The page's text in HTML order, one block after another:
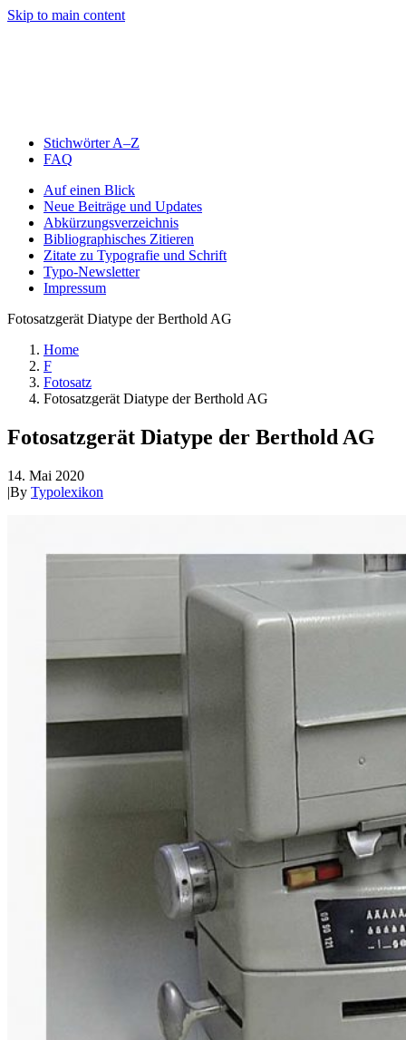
Skip to main content
Stichwörter A–Z
FAQ
Auf einen Blick
Neue Beiträge und Updates
Abkürzungsverzeichnis
Bibliographisches Zitieren
Zitate zu Typografie und Schrift
Typo-Newsletter
Impressum
Fotosatzgerät Diatype der Berthold AG
Home
F
Fotosatz
Fotosatzgerät Diatype der Berthold AG
Fotosatzgerät Diatype der Berthold AG
14. Mai 2020
|By Typolexikon